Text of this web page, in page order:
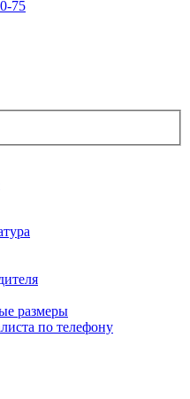
75
размеры
по телефону